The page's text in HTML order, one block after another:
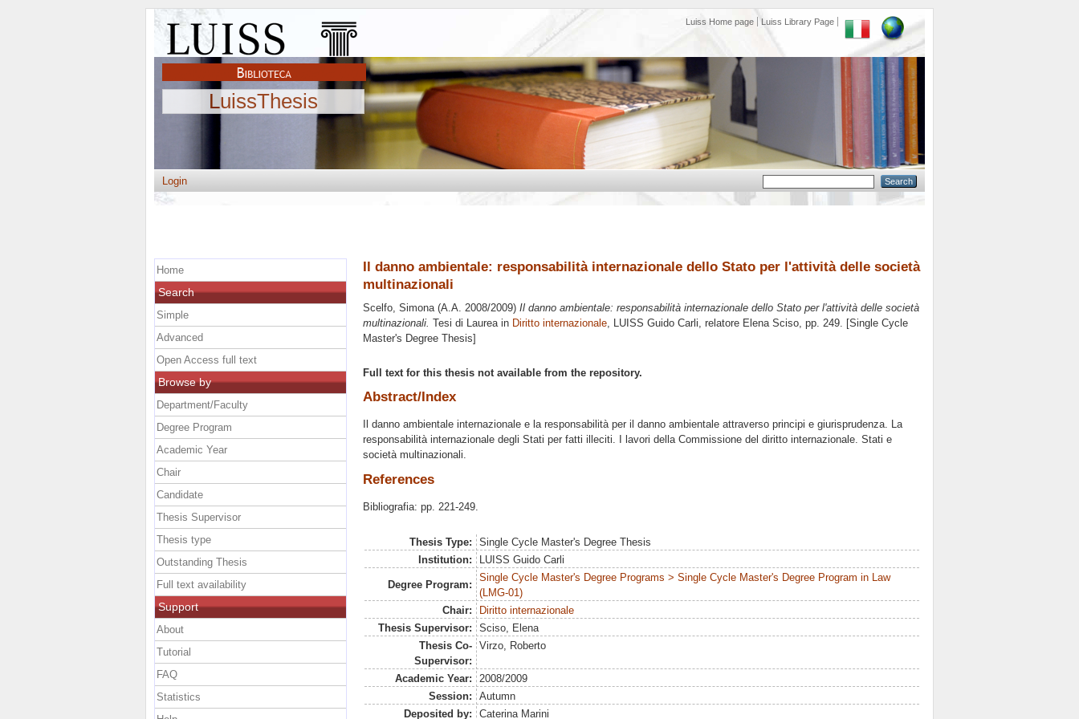
Luiss Home page Luiss Library Page
LuissThesis
Login
Il danno ambientale: responsabilità internazionale dello Stato per l'attività delle società
multinazionali
Scelfo, Simona(A.A. 2008/2009) Il danno ambientale: responsabilità internazionale dello Stato per l'attività delle società
multinazionali. Tesi di Laurea in Diritto internazionale, LUISS Guido Carli, relatore Elena Sciso, pp. 249. [Single Cycle
Master's Degree Thesis]
Full text for this thesis not available from the repository.
Abstract/Index
Il danno ambientale internazionale e la responsabilità per il danno ambientale attraverso principi e giurisprudenza. La
responsabilità internazionale degli Stati per fatti illeciti. I lavori della Commissione del diritto internazionale. Stati e
società multinazionali.
References
Bibliografia: pp. 221-249.
Thesis Type:
Single Cycle Master's Degree Thesis
Institution:
LUISS Guido Carli
Degree Program:
Single Cycle Master's Degree Programs > Single Cycle Master's Degree Program in Law
(LMG-01)
Chair:
Diritto internazionale
Thesis Supervisor:
Sciso, Elena
Thesis Co-
Supervisor:
Virzo, Roberto
Academic Year:
2008/2009
Session:
Autumn
Deposited by:
Caterina Marini
Home
Search
Simple
Advanced
Open Access full text
Browse by
Department/Faculty
Degree Program
Academic Year
Chair
Candidate
Thesis Supervisor
Thesis type
Outstanding Thesis
Full text availability
Support
About
Tutorial
FAQ
Statistics